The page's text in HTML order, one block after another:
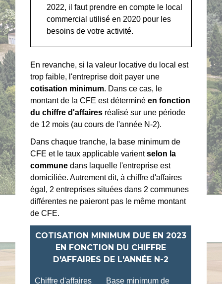
2022, il faut prendre en compte le local
commercial utilisé en 2020 pour les
besoins de votre activité.
En revanche, si la valeur locative du local est
trop faible, l'entreprise doit payer une
cotisation minimum. Dans ce cas, le
montant de la CFE est déterminéen fonction
du chiffre d'affaires réalisé sur une période
de 12 mois (au cours de l'année N-2).
Dans chaque tranche, la base minimum de
CFE et le taux applicable varientselon la
commune dans laquelle l'entreprise est
domiciliée. Autrement dit, à chiffre d'affaires
égal, 2 entreprises situées dans 2 communes
différentes ne paieront pas le même montant
de CFE.
COTISATION MINIMUM DUE EN 2023
EN FONCTION DU CHIFFRE
D'AFFAIRES DE L'ANNÉE N-2
Chiffre d'affaires
Base minimum de